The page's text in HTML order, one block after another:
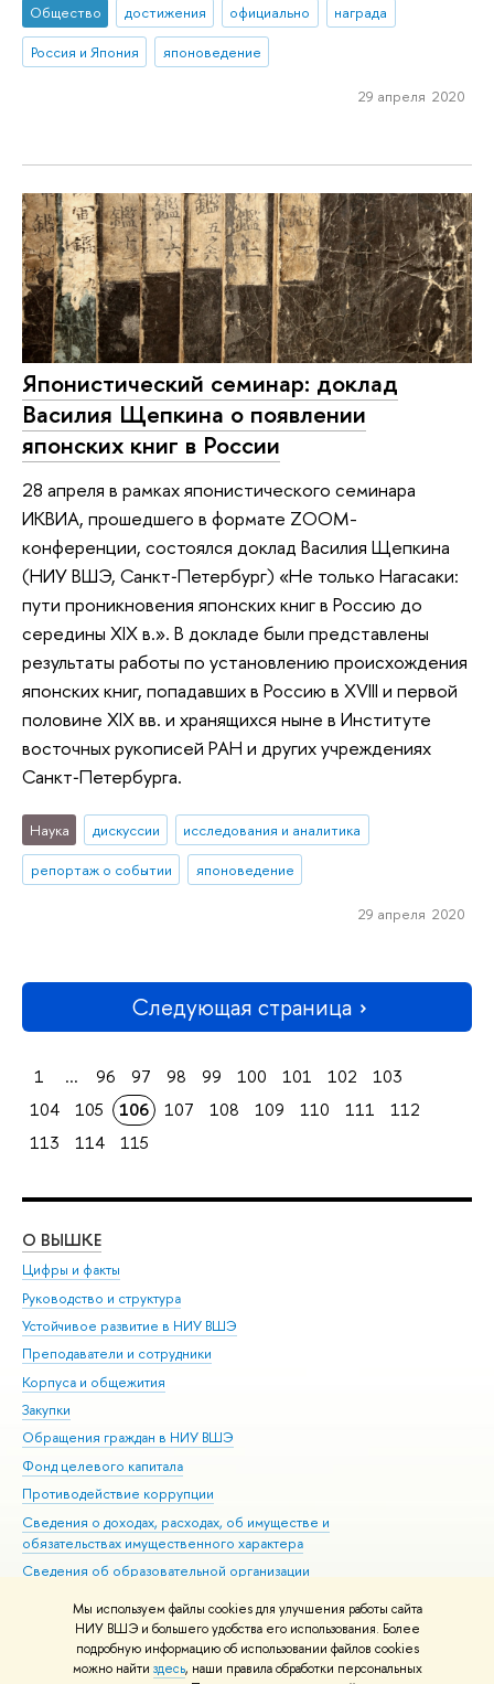
Мы используем файлы cookies для улучшения работы сайта
НИУ ВШЭ и большего удобства его использования. Более
подробную информацию об использовании файлов cookies
можно найти здесь, наши правила обработки персональных
Общество достижения официально
награда
Россия и Япония
японоведение
29 апреля 2020
Японистический семинар: доклад
Василия Щепкина о появлении
японских книг в России
28 апреля в рамках японистического семинара
ИКВИА, прошедшего в формате ZOOM-
конференции, состоялся доклад Василия Щепкина
(НИУ ВШЭ, Санкт‑Петербург) «Не только Нагасаки:
пути проникновения японских книг в Россию до
середины XIX в.». В докладе были представлены
результаты работы по установлению происхождения
японских книг, попадавших в Россию в XVIII и первой
половине XIX вв. и хранящихся ныне в Институте
восточных рукописей РАН и других учреждениях
Санкт‑Петербурга.
Наука дискуссии
исследования и аналитика
репортаж о событии
японоведение
29 апреля 2020
Следующая страница
1 ... 96 97 98 99 100 101 102
103
104
105 106 107 108 109 110 111
112
113
114 115
О ВЫШКЕ
Цифры и факты
Руководство и структура
Устойчивое развитие в НИУ ВШЭ
Преподаватели и сотрудники
Корпуса и общежития
Закупки
Обращения граждан в НИУ ВШЭ
Фонд целевого капитала
Противодействие коррупции
Сведения о доходах, расходах, об имуществе и
обязательствах имущественного характера
Сведения об образовательной организации
Людям с ограниченными возможностями здоровья
Единая платежная страница
Работа в Вышке